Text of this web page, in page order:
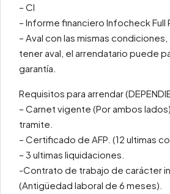
– CI
– Informe financiero Infocheck Full
– Aval con las mismas
tener aval, el arrendatario puede
garantía.
Requisitos para arrendar
– Carnet vigente (Por ambos
tramite.
– Certificado de AFP. (12 ultimas
– 3 ultimas liquidaciones.
-Contrato de trabajo de carácter
(Antigüedad laboral de 6 meses).